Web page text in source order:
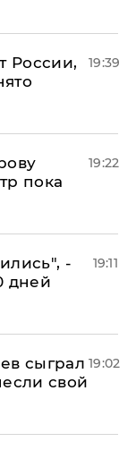
России,
19:39
пока
19:22
-
дней
19:11
сыграл
свой
19:02